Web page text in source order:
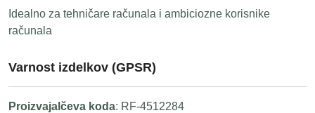
Idealno za tehničare računala i ambiciozne korisnike
računala
Varnost izdelkov (GPSR)
Proizvajalčeva koda: RF-4512284